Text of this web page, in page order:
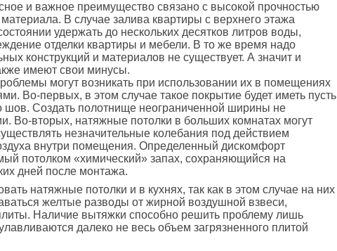
и важное преимущество связано с высокой прочностью
В случае залива квартиры с верхнего этажа
удержать до нескольких десятков литров воды,
отделки квартиры и мебели. В то же время надо
конструкций и материалов не существует. А значит и
имеют свои минусы.
могут возникать при использовании их в помещениях
Во-первых, в этом случае такое покрытие будет иметь пусть
шов. Создать полотнище неограниченной ширины не
Во-вторых, натяжные потолки в больших комнатах могут
незначительные колебания под действием
внутри помещения. Определенный дискомфорт
потолком «химический» запах, сохраняющийся на
дней после монтажа.
натяжные потолки и в кухнях, так как в этом случае на них
желтые разводы от жирной воздушной взвеси,
Наличие вытяжки способно решить проблему лишь
далеко не весь объем загрязненного плитой